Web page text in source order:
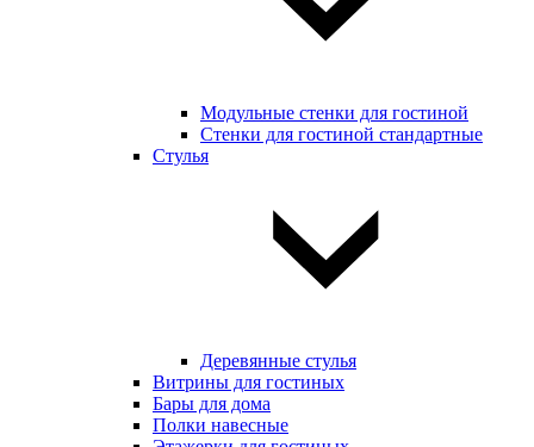
Модульные стенки для гостиной
Стенки для гостиной стандартные
Стулья
Деревянные стулья
Витрины для гостиных
Бары для дома
Полки навесные